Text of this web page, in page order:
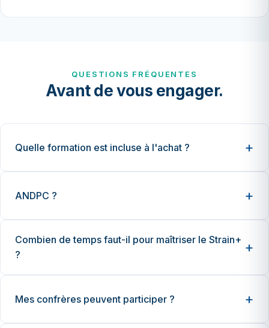
QUESTIONS FRÉQUENTES
Avant de vous engager.
Quelle formation est incluse à l'achat ?
ANDPC ?
Combien de temps faut-il pour maîtriser le Strain+
?
Mes confrères peuvent participer ?